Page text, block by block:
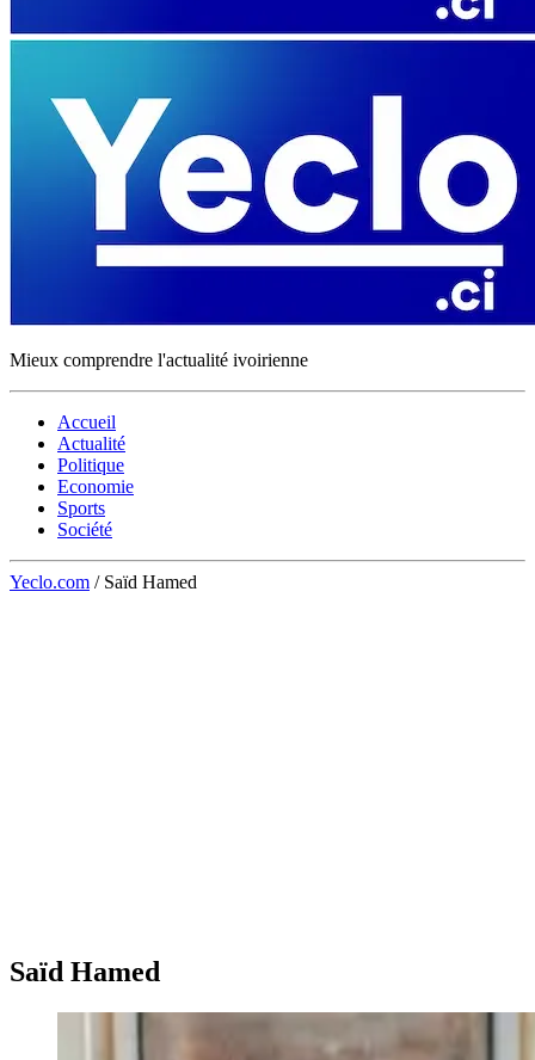
Mieux comprendre l'actualité ivoirienne
Accueil
Actualité
Politique
Economie
Sports
Société
Yeclo.com / Saïd Hamed
Saïd Hamed